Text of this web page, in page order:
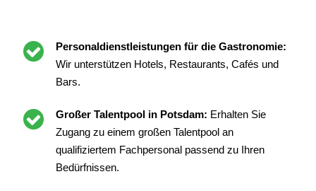
Personaldienstleistungen für die Gastronomie:
Wir unterstützen Hotels, Restaurants, Cafés und
Bars.
Großer Talentpool in Potsdam: Erhalten Sie
Zugang zu einem großen Talentpool an
qualifiziertem Fachpersonal passend zu Ihren
Bedürfnissen.